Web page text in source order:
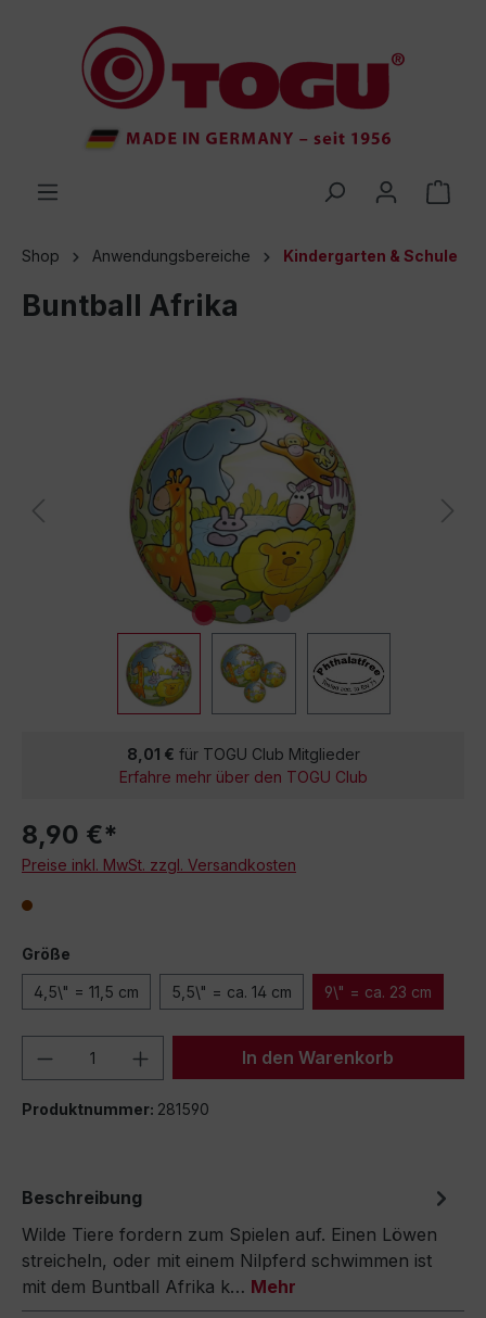
springen
Shop Anwendungsbereiche Kindergarten & Schule
Buntball Afrika
8,01 € für TOGU Club Mitglieder
Erfahre mehr über den TOGU Club
8,90 €*
Preise inkl. MwSt. zzgl. Versandkosten
Größe
4,5\" = 11,5 cm 5,5\" = ca. 14 cm 9\" = ca. 23 cm
Produkt Anzahl: Gib denIn den Warenkorb
Produktnummer: 281590
Beschreibung
Wilde Tiere fordern zum Spielen auf. Einen Löwen
streicheln, oder mit einem Nilpferd schwimmen ist
mit dem Buntball Afrika k… Mehr